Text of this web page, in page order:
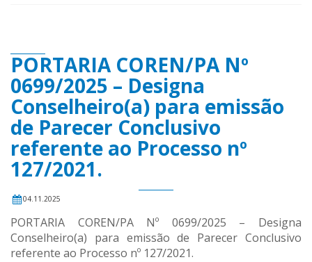
PORTARIA COREN/PA Nº
0699/2025 – Designa
Conselheiro(a) para emissão
de Parecer Conclusivo
referente ao Processo nº
127/2021.
04.11.2025
PORTARIA COREN/PA Nº 0699/2025 – Designa
Conselheiro(a) para emissão de Parecer Conclusivo
referente ao Processo nº 127/2021.